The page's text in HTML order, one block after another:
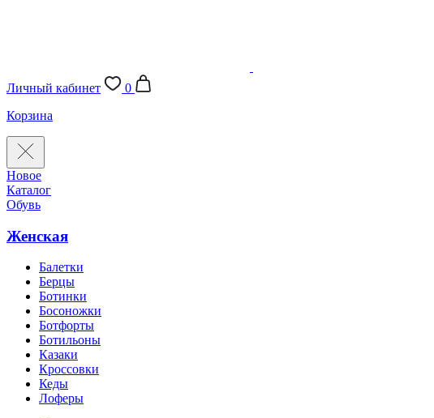
Личный кабинет
0
Корзина
Новое
Каталог
Обувь
Женская
Балетки
Берцы
Ботинки
Босоножки
Ботфорты
Ботильоны
Казаки
Кроссовки
Кеды
Лоферы